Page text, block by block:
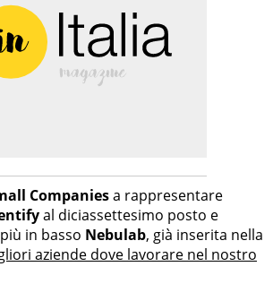
Companiesa rappresentare
al diciassettesimo posto e
in basso Nebulab, già inserita nella
aziende dove lavorare nel nostro